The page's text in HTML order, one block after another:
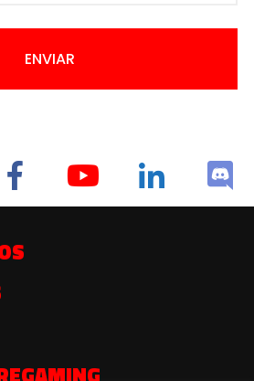
ENVIAR